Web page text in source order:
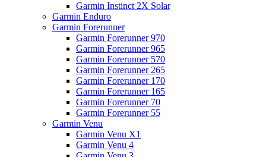
Garmin Instinct 2X Solar
Garmin Enduro
Garmin Forerunner
Garmin Forerunner 970
Garmin Forerunner 965
Garmin Forerunner 570
Garmin Forerunner 265
Garmin Forerunner 170
Garmin Forerunner 165
Garmin Forerunner 70
Garmin Forerunner 55
Garmin Venu
Garmin Venu X1
Garmin Venu 4